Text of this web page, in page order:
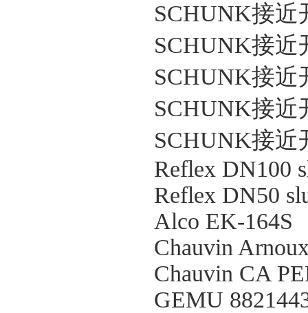
SCHUNK接近
SCHUNK接近
SCHUNK接近
SCHUNK接近
SCHUNK接近
Reflex DN100
Reflex DN50
Alco EK-164S
Chauvin
Chauvin CA
GEMU